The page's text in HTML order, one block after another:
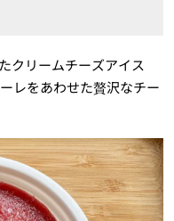
クリームチーズアイス
レをあわせた贅沢なチー